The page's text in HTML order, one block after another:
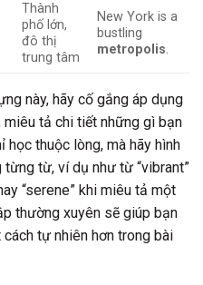
Thành
phố lớn,
đô thị
trung tâm
New York is a
bustling
metropolis.
này, hãy cố gắng áp dụng
miêu tả chi tiết những gì bạn
học thuộc lòng, mà hãy hình
từ, ví dụ như từ “vibrant”
“serene” khi miêu tả một
thường xuyên sẽ giúp bạn
tự nhiên hơn trong bài